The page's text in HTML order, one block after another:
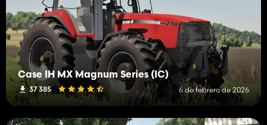
Case IH MX Magnum Series (IC)
37 385 6 de febrero de 2026